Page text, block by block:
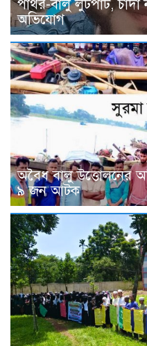
পাথর-বালু লুটপাট, চাঁদা
অভিযোগ
অবৈধ বালু উত্তোলনের
৯ জন আটক